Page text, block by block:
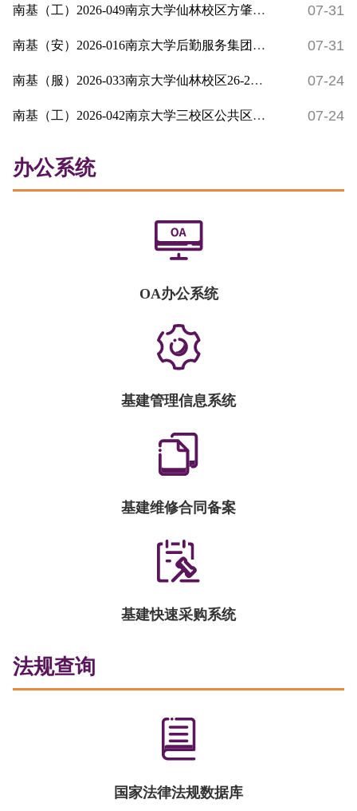
南基（工）2026-049南京大学仙林校区方肇周体育馆副馆增加空调电... 07-31
南基（安）2026-016南京大学后勤服务集团膳食中心第六、十食堂油... 07-31
南基（服）2026-033南京大学仙林校区26-27幢、鼓楼校区南园1-4舍... 07-24
南基（工）2026-042南京大学三校区公共区域雨棚安装二期（仙林校... 07-24
办公系统
OA办公系统
基建管理信息系统
基建维修合同备案
基建快速采购系统
法规查询
国家法律法规数据库